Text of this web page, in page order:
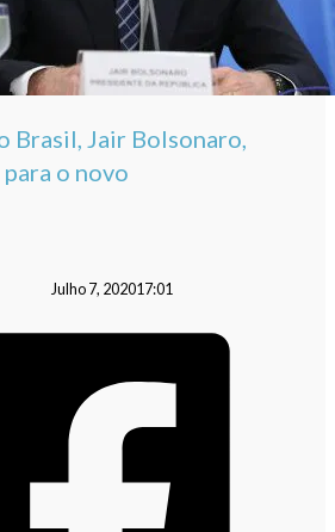
Brasil, Jair Bolsonaro,
o novo
Julho 7, 202017:01